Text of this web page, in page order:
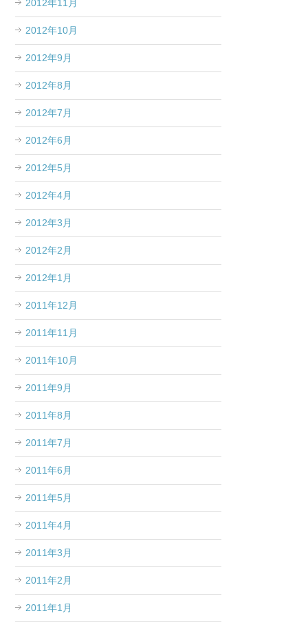
2012年11月
2012年10月
2012年9月
2012年8月
2012年7月
2012年6月
2012年5月
2012年4月
2012年3月
2012年2月
2012年1月
2011年12月
2011年11月
2011年10月
2011年9月
2011年8月
2011年7月
2011年6月
2011年5月
2011年4月
2011年3月
2011年2月
2011年1月